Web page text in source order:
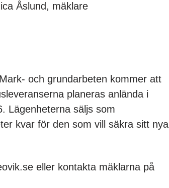
Åslund, mäklare
och grundarbeten kommer att
planeras anlända i
Lägenheterna säljs som
kvar för den som vill säkra sitt nya
eller kontakta mäklarna på